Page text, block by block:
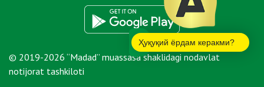
© 2019-2026 “Madad” muassasa shaklidagi nodavlat
notijorat tashkiloti
Ҳуқуқий ёрдам керакми?